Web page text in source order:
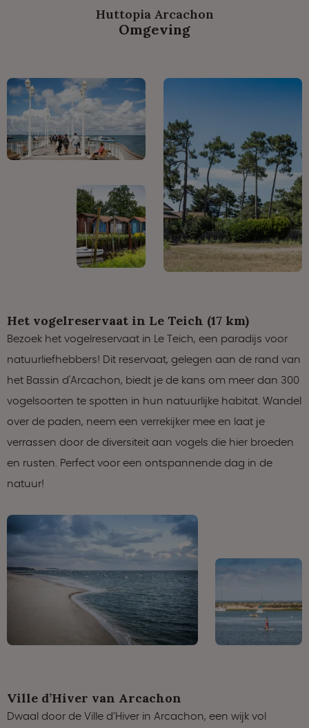
Huttopia Arcachon
Omgeving
Het vogelreservaat in Le Teich (17 km)
Bezoek het vogelreservaat in Le Teich, een paradijs voor
natuurliefhebbers! Dit reservaat, gelegen aan de rand van
het Bassin d'Arcachon, biedt je de kans om meer dan 300
vogelsoorten te spotten in hun natuurlijke habitat. Wandel
over de paden, neem een verrekijker mee en laat je
verrassen door de diversiteit aan vogels die hier broeden
en rusten. Perfect voor een ontspannende dag in de
natuur!
Ville d’Hiver van Arcachon
Dwaal door de Ville d’Hiver in Arcachon, een wijk vol